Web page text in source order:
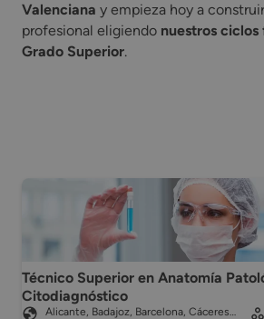
Valenciana y empieza hoy a
profesional eligiendo nuestros
Grado Superior.
Técnico Superior en Anatomía
Citodiagnóstico
Alicante, Badajoz, Barcelona, Cáceres…